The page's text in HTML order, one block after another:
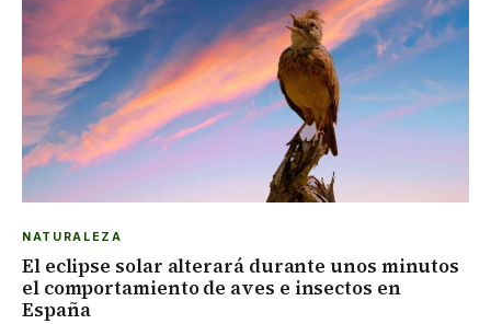
NATURALEZA
El eclipse solar alterará durante unos minutos
el comportamiento de aves e insectos en
España